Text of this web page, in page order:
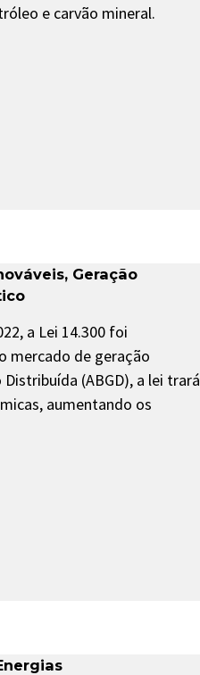
e carvão mineral.
, Geração
a Lei 14.300 foi
mercado de geração
(ABGD), a lei trará
aumentando os